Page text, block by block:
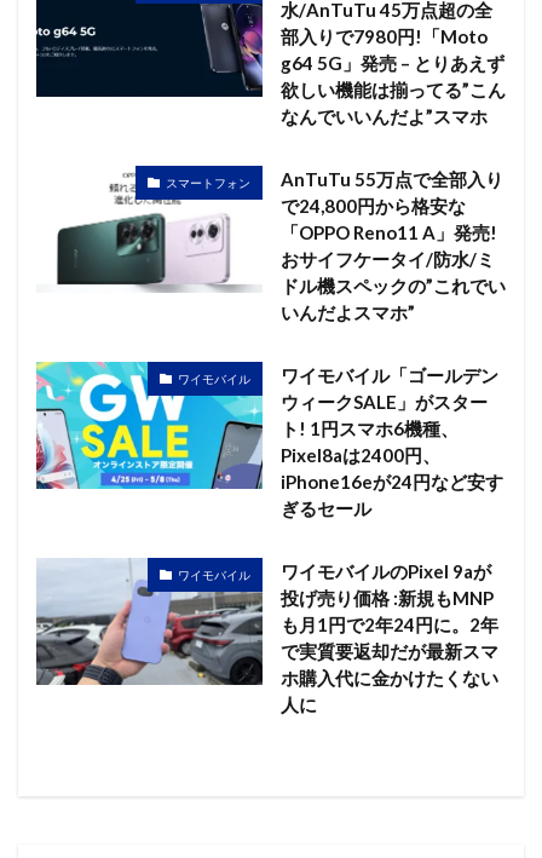
水/AnTuTu 45万点超の全
部入りで7980円!「Moto
g64 5G」発売 – とりあえず
欲しい機能は揃ってる”こん
なんでいいんだよ”スマホ
スマートフォン
AnTuTu 55万点で全部入り
で24,800円から格安な
「OPPO Reno11 A」発売!
おサイフケータイ/防水/ミ
ドル機スペックの”これでい
いんだよスマホ”
ワイモバイル
ワイモバイル「ゴールデン
ウィークSALE」がスター
ト! 1円スマホ6機種、
Pixel8aは2400円、
iPhone16eが24円など安す
ぎるセール
ワイモバイル
ワイモバイルのPixel 9aが
投げ売り価格 :新規もMNP
も月1円で2年24円に。2年
で実質要返却だが最新スマ
ホ購入代に金かけたくない
人に